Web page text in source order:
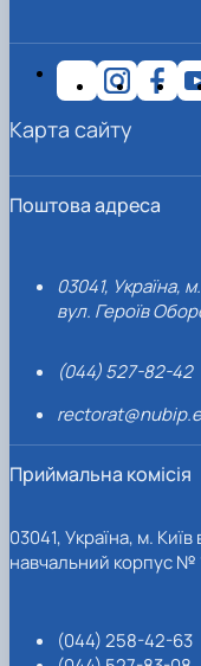
Поштова адреса
03041, Україна,
вул. Героїв
(044) 527-82-42
Приймальна комісія
03041, Україна, м.
навчальний корпус №
(044) 258-42-63
Карта сайту